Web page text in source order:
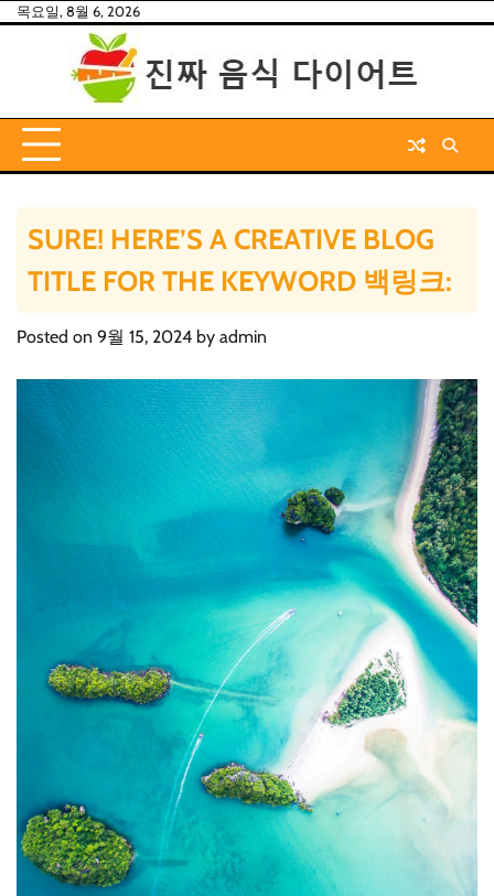
Skip목요일, 8월 6, 2026
SURE! HERE’S A CREATIVE BLOG
TITLE FOR THE KEYWORD 백링크:
Posted on 9월 15, 2024 by admin